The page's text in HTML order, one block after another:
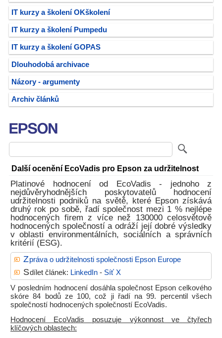
IT kurzy a školení OKškolení
IT kurzy a školení Pumpedu
IT kurzy a školení GOPAS
Dlouhodobá archivace
Názory - argumenty
Archiv článků
Další ocenění EcoVadis pro Epson za udržitelnost
Platinové hodnocení od EcoVadis - jednoho z
nejdůvěryhodnějších poskytovatelů hodnocení
udržitelnosti podniků na světě, které Epson získává
druhý rok po sobě, řadí společnost mezi 1 % nejlépe
hodnocených firem z více než 130000 celosvětově
hodnocených společností a odráží její dobré výsledky
v oblasti environmentálních, sociálních a správních
kritérií (ESG).
Zpráva o udržitelnosti společnosti Epson Europe
Sdílet článek: LinkedIn- Síť X
V posledním hodnocení dosáhla společnost Epson celkového
skóre 84 bodů ze 100, což ji řadí na 99. percentil všech
společností hodnocených společností EcoVadis.
Hodnocení EcoVadis posuzuje výkonnost ve čtyřech
klíčových oblastech: